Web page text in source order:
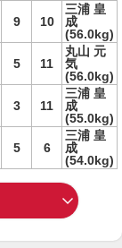
9 10
三浦 皇
成
(56.0kg)
5 11
丸山 元
気
(56.0kg)
3 11
三浦 皇
成
(55.0kg)
5 6
三浦 皇
成
(54.0kg)